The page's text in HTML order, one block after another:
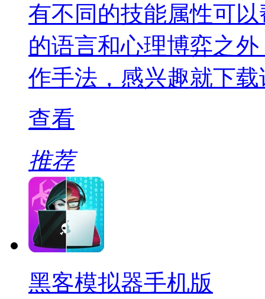
有不同的技能属性可
的语言和心理博弈之
作手法，感兴趣就下
查看
推荐
黑客模拟器手机版